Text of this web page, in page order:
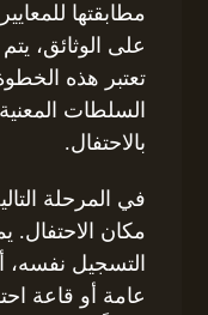
مطابقتها
على الوثائق،
تعتبر هذه
السلطات
بالاحتفال.
في المرحلة
مكان الاحتفال.
التسجيل
عامة أو قاعة